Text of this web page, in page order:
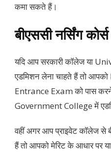
कमा सकते हैं।
बीएससी नर्सिंग
यदि आप सरकारी कॉलेज या
एडमिशन लेना चाहते हैं तो
Entrance Exam को पास
Government College में
वहीं अगर आप प्राइवेट कॉलेज से
हैं तो आपको मेरिट के आधार पर